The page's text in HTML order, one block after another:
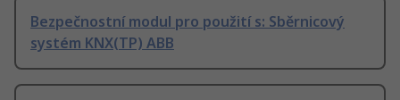
Bezpečnostní modul pro použití s: Sběrnicový
systém KNX(TP) ABB